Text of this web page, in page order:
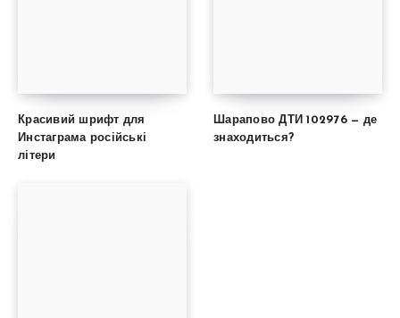
Красивий шрифт для
Инстаграма російські
літери
Шарапово ДТИ 102976 — де
знаходиться?